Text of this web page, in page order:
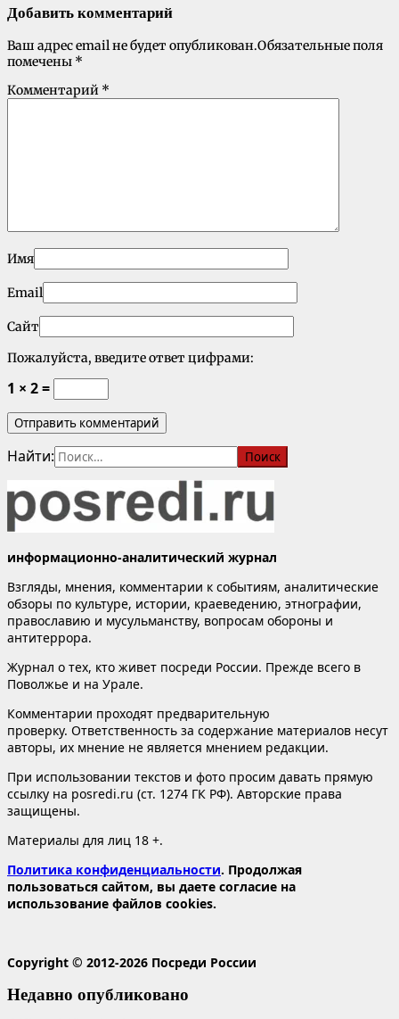
Добавить комментарий
Ваш адрес email не будет опубликован.Обязательные поля
помечены *
Комментарий *
Имя
Email
Сайт
Пожалуйста, введите ответ цифрами:
1 × 2 =
Найти:
информационно-аналитический журнал
Взгляды, мнения, комментарии к событиям, аналитические
обзоры по культуре, истории, краеведению, этнографии,
православию и мусульманству, вопросам обороны и
антитеррора.
Журнал о тех, кто живет посреди России. Прежде всего в
Поволжье и на Урале.
Комментарии проходят предварительную
проверку. Ответственность за содержание материалов несут
авторы, их мнение не является мнением редакции.
При использовании текстов и фото просим давать прямую
ссылку на posredi.ru (ст. 1274 ГК РФ). Авторские права
защищены.
Материалы для лиц 18 +.
Политика конфиденциальности. Продолжая
пользоваться сайтом, вы даете согласие на
использование файлов cookies.
Copyright © 2012-2026 Посреди России
Недавно опубликовано